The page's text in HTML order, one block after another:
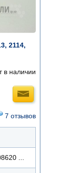
2114,
в наличии
7 отзывов
...